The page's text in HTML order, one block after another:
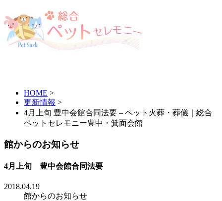
HOME >
更新情報 >
4月上旬 豊中会館合同法要 – ペット火葬・葬儀｜総合
ペットセレモニー豊中・箕面会館
館からのお知らせ
4月上旬 豊中会館合同法要
2018.04.19
館からのお知らせ